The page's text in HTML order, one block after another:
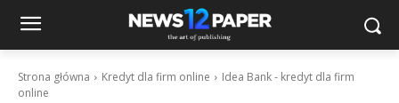
Strona główna Kredyt dla firm online
Idea Bank - kredyt dla firm
online